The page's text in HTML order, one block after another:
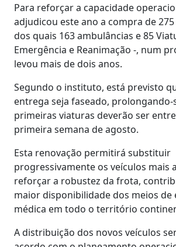
Para reforçar a capacidade
adjudicou este ano a compra de
dos quais 163 ambulâncias e 85
Emergência e Reanimação -, num
levou mais de dois anos.
Segundo o instituto, está previsto
entrega seja faseado, prolongando-
primeiras viaturas deverão ser
primeira semana de agosto.
Esta renovação permitirá substituir
progressivamente os veículos mais
reforçar a robustez da frota,
maior disponibilidade dos meios de
médica em todo o território
A distribuição dos novos veículos